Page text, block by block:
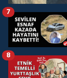
7
8